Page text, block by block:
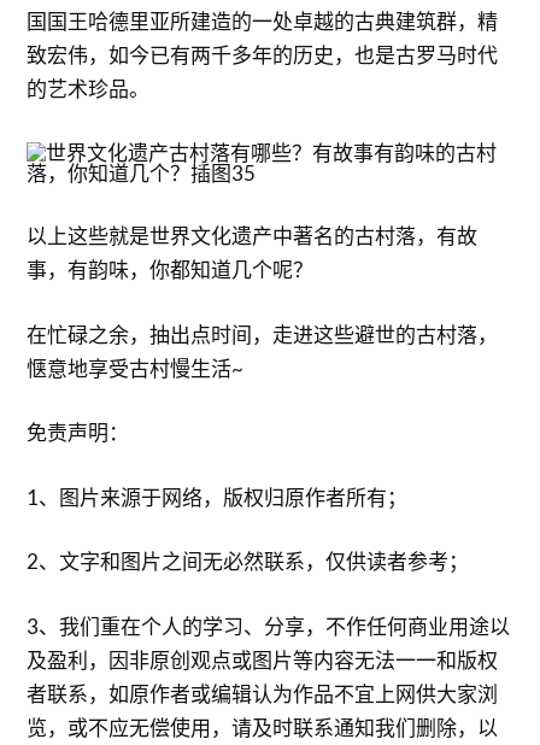
国国王哈德里亚所建造的一处卓越的古典建筑群，精
致宏伟，如今已有两千多年的历史，也是古罗马时代
的艺术珍品。
以上这些就是世界文化遗产中著名的古村落，有故
事，有韵味，你都知道几个呢？
在忙碌之余，抽出点时间，走进这些避世的古村落，
惬意地享受古村慢生活~
免责声明：
1、图片来源于网络，版权归原作者所有；
2、文字和图片之间无必然联系，仅供读者参考；
3、我们重在个人的学习、分享，不作任何商业用途以
及盈利，因非原创观点或图片等内容无法一一和版权
者联系，如原作者或编辑认为作品不宜上网供大家浏
览，或不应无偿使用，请及时联系通知我们删除，以